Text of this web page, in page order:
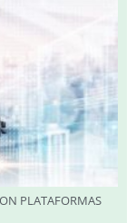
PLATAFORMAS